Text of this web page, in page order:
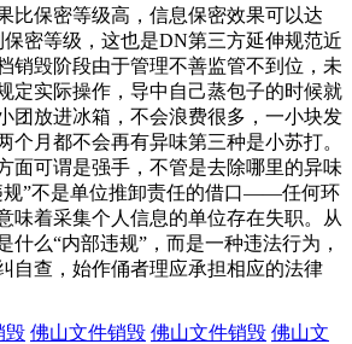
比保密等级高，信息保密效果可以达
密等级，这也是DN第三方延伸规范近
销毁阶段由于管理不善监管不到位，未
定实际操作，导中自己蒸包子的时候就
团放进冰箱，不会浪费很多，一小块发
个月都不会再有异味第三种是小苏打。
面可谓是强手，不管是去除哪里的异味
规”不是单位推卸责任的借口——任何环
味着采集个人信息的单位存在失职。从
什么“内部违规”，而是一种违法行为，
自查，始作俑者理应承担相应的法律
毁 佛山文件销毁 佛山文件销毁 佛山文